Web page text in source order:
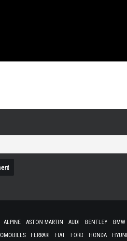
ALPINE ASTON MARTIN AUDI BENTLEY BMW
FERRARI FIAT FORD HONDA